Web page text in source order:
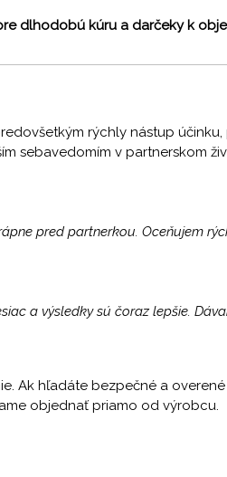
dlhodobú kúru a darčeky k
rýchly nástup
sebavedomím v partnerskom
pred partnerkou. Oceňujem
a výsledky sú čoraz lepšie.
Ak hľadáte bezpečné a
objednať priamo od výrobcu.